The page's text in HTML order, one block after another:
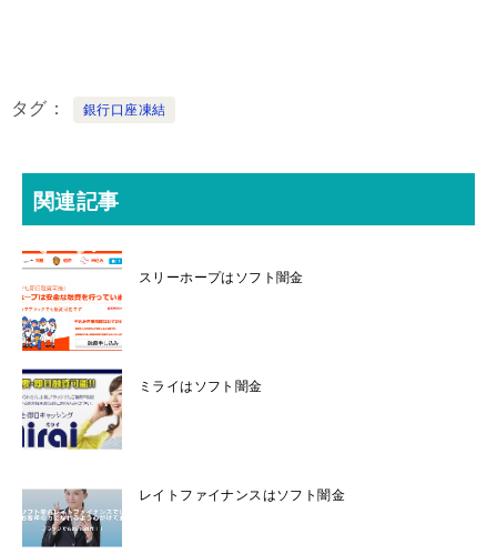
タグ 銀行口座凍結
関連記事
スリーホープはソフト闇金
ミライはソフト闇金
レイトファイナンスはソフト闇金